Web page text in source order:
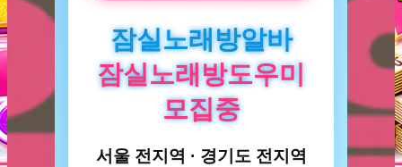
잠실노래방알바
잠실노래방도우미
모집중
서울 전지역 · 경기도 전지역